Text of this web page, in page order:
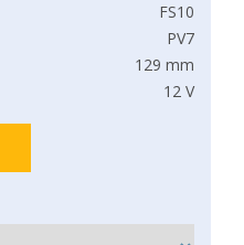
FS10
PV7
129 mm
12 V